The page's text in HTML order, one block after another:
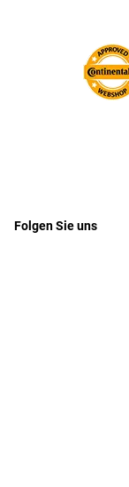
Folgen Sie uns